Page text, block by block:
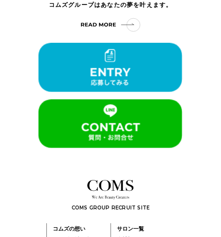
コムズグループはあなたの夢を叶えます。
COMS GROUP RECRUIT SITE
コムズの想い
サロン一覧